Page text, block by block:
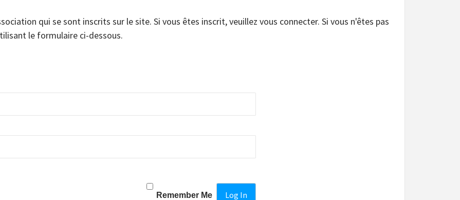
qui se sont inscrits sur le site. Si vous êtes inscrit, veuillez vous connecter. Si vous n'êtes pas
le formulaire ci-dessous.
Remember Me